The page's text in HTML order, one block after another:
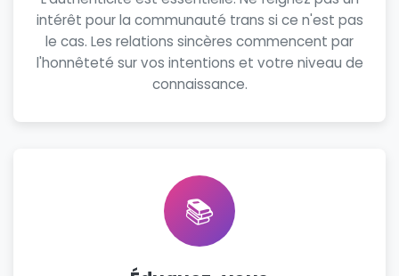
intérêt pour la communauté trans si ce n'est pas
le cas. Les relations sincères commencent par
l'honnêteté sur vos intentions et votre niveau de
connaissance.
📚